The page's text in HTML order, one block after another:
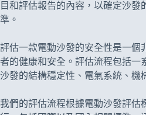
目和評估報告的內容，以確定沙發
準。
評估一款電動沙發的安全性是一個
者的健康和安全。評估流程包括一
沙發的結構穩定性、電氣系統、機
我們的評估流程根據電動沙發評估